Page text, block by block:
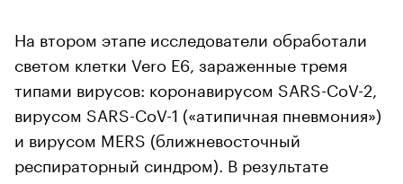
На втором этапе исследователи обработали
светом клетки Vero E6, зараженные тремя
типами вирусов: коронавирусом SARS-CoV-2,
вирусом SARS-CoV-1 («атипичная пневмония»)
и вирусом MERS (ближневосточный
респираторный синдром). В результате